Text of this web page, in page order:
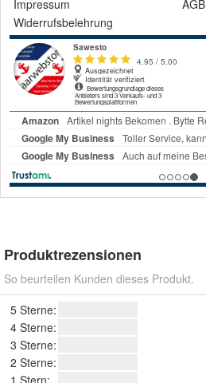
Impressum
AGB
Widerrufsbelehrung
Produktrezensionen
So beurteilen Kunden dieses Produkt.
5 Sterne:
4 Sterne:
3 Sterne:
2 Sterne:
1 Stern: